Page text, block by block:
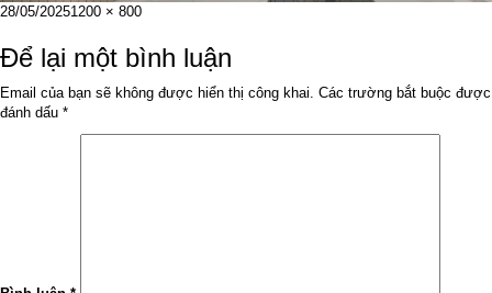
Đăng
ngày
28/05/2025Kích
đầy
đủ
1200 × 800
Để lại một bình luận
Email của bạn sẽ không được hiển thị công khai. Các trường bắt buộc được
đánh dấu *